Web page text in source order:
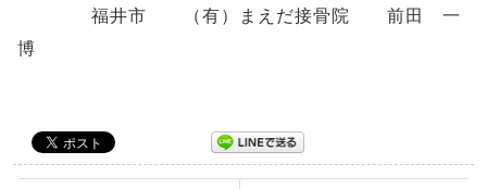
福井市 （有）まえだ接骨院 前田 一
博